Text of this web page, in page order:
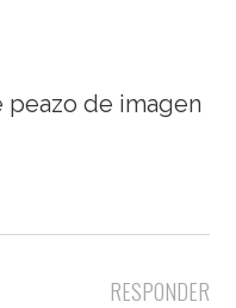
peazo de imagen
RESPONDER